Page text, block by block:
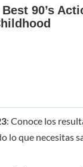
: Conoce los
lo que necesitas